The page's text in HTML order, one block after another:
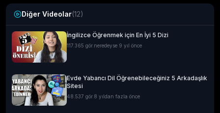
Diğer Videolar(12)
İngilizce Öğrenmek için En İyi 5 Dizi
117.365 gör. neredeyse 9 yıl önce
Evde Yabancı Dil Öğrenebileceğiniz 5 Arkadaşlık
Sitesi
48.537 gör. 8 yıldan fazla önce